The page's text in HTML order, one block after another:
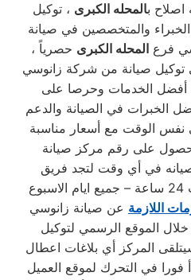
بالمحله الكبرى ، توكيل
والمتخصصين في صيانة
فرعالمحله الكبرى حصرياً ،
صيانة من شركة زانوسي
أفضل الخدمات وحرصا على
الخبرات في الصيانة والدعم
نفس الوقت مع أسعار مناسبة
على رقم مركز صيانة
في أي وقت لتجد فريق
اللازمة عن صيانة زانوسي
الموقع الرسمي لتوكيل
المركز أي بلاغات اعطال
فورا في التحرك لموقع العميل